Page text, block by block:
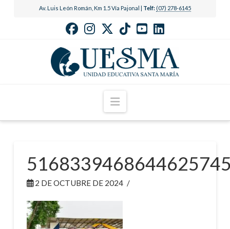
Av. Luis León Román, Km 1.5 Vía Pajonal | Telf: (07) 278-6145
Navigation
2 DE OCTUBRE DE 2024